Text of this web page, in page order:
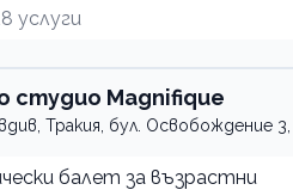
услуги
студио Magnifique
Тракия, бул. Освобождение
балет за възрастни